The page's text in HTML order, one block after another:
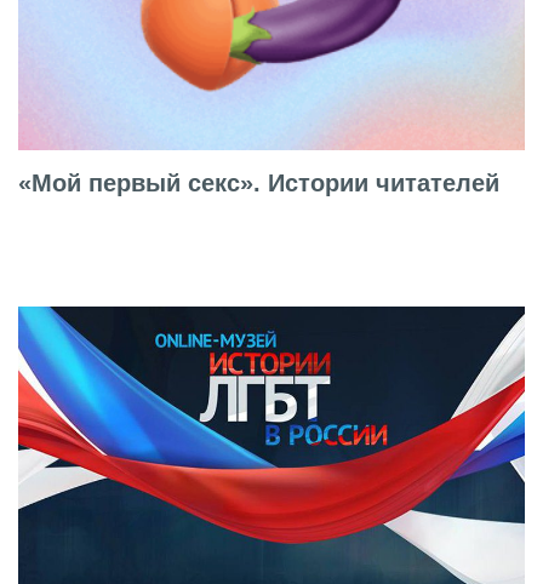
«Мой первый секс». Истории читателей